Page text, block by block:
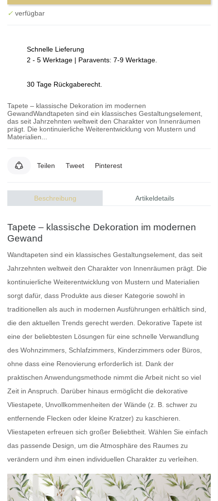
✓ verfügbar
Schnelle Lieferung
2 - 5 Werktage | Paravents: 7-9 Werktage.
30 Tage Rückgaberecht.
Tapete – klassische Dekoration im modernen
GewandWandtapeten sind ein klassisches Gestaltungselement,
das seit Jahrzehnten weltweit den Charakter von Innenräumen
prägt. Die kontinuierliche Weiterentwicklung von Mustern und
Materialien...
Teilen Tweet Pinterest
Beschreibung Artikeldetails
Tapete – klassische Dekoration im modernen
Gewand
Wandtapeten sind ein klassisches Gestaltungselement, das seit
Jahrzehnten weltweit den Charakter von Innenräumen prägt. Die
kontinuierliche Weiterentwicklung von Mustern und Materialien
sorgt dafür, dass Produkte aus dieser Kategorie sowohl in
traditionellen als auch in modernen Ausführungen erhältlich sind,
die den aktuellen Trends gerecht werden. Dekorative Tapete ist
eine der beliebtesten Lösungen für eine schnelle Verwandlung
des Wohnzimmers, Schlafzimmers, Kinderzimmers oder Büros,
ohne dass eine Renovierung erforderlich ist. Dank der
praktischen Anwendungsmethode nimmt die Arbeit nicht so viel
Zeit in Anspruch. Darüber hinaus ermöglicht die dekorative
Vliestapete, Unvollkommenheiten der Wände (z. B. schwer zu
entfernende Flecken oder kleine Kratzer) zu kaschieren.
Vliestapeten erfreuen sich großer Beliebtheit. Wählen Sie einfach
das passende Design, um die Atmosphäre des Raumes zu
verändern und ihm einen individuellen Charakter zu verleihen.